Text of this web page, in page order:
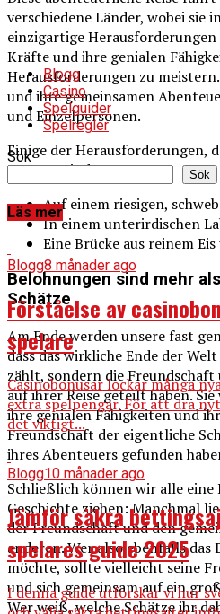
verschiedene Länder, wobei sie
einzigartige Herausforderungen
Kräfte und ihre genialen
Herausforderungen zu
und ihre gemeinsamen
und Einzelpersonen.
Einige der Herausforderungen,
müssen, sind:
Auf einem riesigen,
In einem unterirdischen
Eine Brücke aus reinem
Belohnungen sind mehr
Schätze
Am Ende werden unsere fast
dass das wirkliche Ende der
zählt, sondern die Freundschaft
auf ihrer Reise geteilt haben.
ihre genialen Fähigkeiten und
Freundschaft der eigentliche
ihres Abenteuers gefunden
Schließlich können wir alle eine
Geschichte ziehen: Manchmal
der Freundschaft und den
anderen. Wer also ebenfalls
möchte, sollte vielleicht seine
und sich gemeinsam auf ein
Wer weiß, welche Schätze ihr
Blogg
Casino
Spelguider
Spelregler
Sök
Sök
Läs mer
Blogg8 månader ago
Förståelse av
spelare
Casinobonusar lockar många
extra spelpengar. För att dra
det viktigt...
Blogg10 månader ago
Jämför säkra
spelares guide 2025
I denna guide utforskar vi hur